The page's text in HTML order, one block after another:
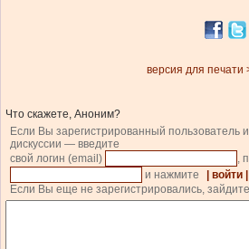
версия для печати
Что скажете, Аноним?
Если Вы зарегистрированный пользователь и
дискуссии — введите
свой логин (email)
,
и нажмите
| войти |
Если Вы еще не зарегистрировались,